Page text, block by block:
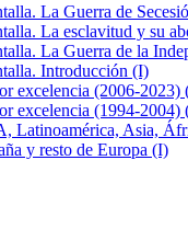
La Guerra de
La esclavitud y su
La Guerra de la
Introducción (I)
excelencia (2006-
excelencia (1994-2004)
Latinoamérica, Asia,
y resto de Europa (I)